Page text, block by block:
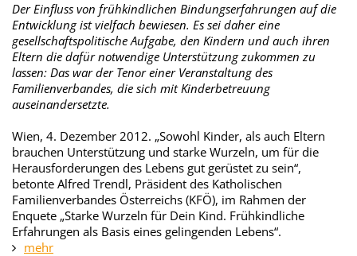
Der Einfluss von frühkindlichen Bindungserfahrungen auf die
Entwicklung ist vielfach bewiesen. Es sei daher eine
gesellschaftspolitische Aufgabe, den Kindern und auch ihren
Eltern die dafür notwendige Unterstützung zukommen zu
lassen: Das war der Tenor einer Veranstaltung des
Familienverbandes, die sich mit Kinderbetreuung
auseinandersetzte.
Wien, 4. Dezember 2012. „Sowohl Kinder, als auch Eltern
brauchen Unterstützung und starke Wurzeln, um für die
Herausforderungen des Lebens gut gerüstet zu sein“,
betonte Alfred Trendl, Präsident des Katholischen
Familienverbandes Österreichs (KFÖ), im Rahmen der
Enquete „Starke Wurzeln für Dein Kind. Frühkindliche
Erfahrungen als Basis eines gelingenden Lebens“.
mehr